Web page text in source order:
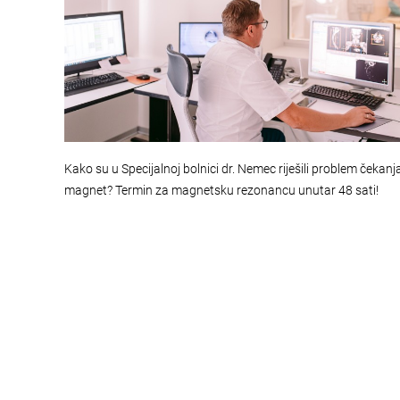
Kako su u Specijalnoj bolnici dr. Nemec riješili problem
magnet? Termin za magnetsku rezonancu unutar 48 sati!